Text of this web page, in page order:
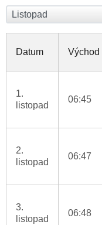
Datum Východ
1.
listopad
06:45
2.
listopad
06:47
3.
listopad
06:48